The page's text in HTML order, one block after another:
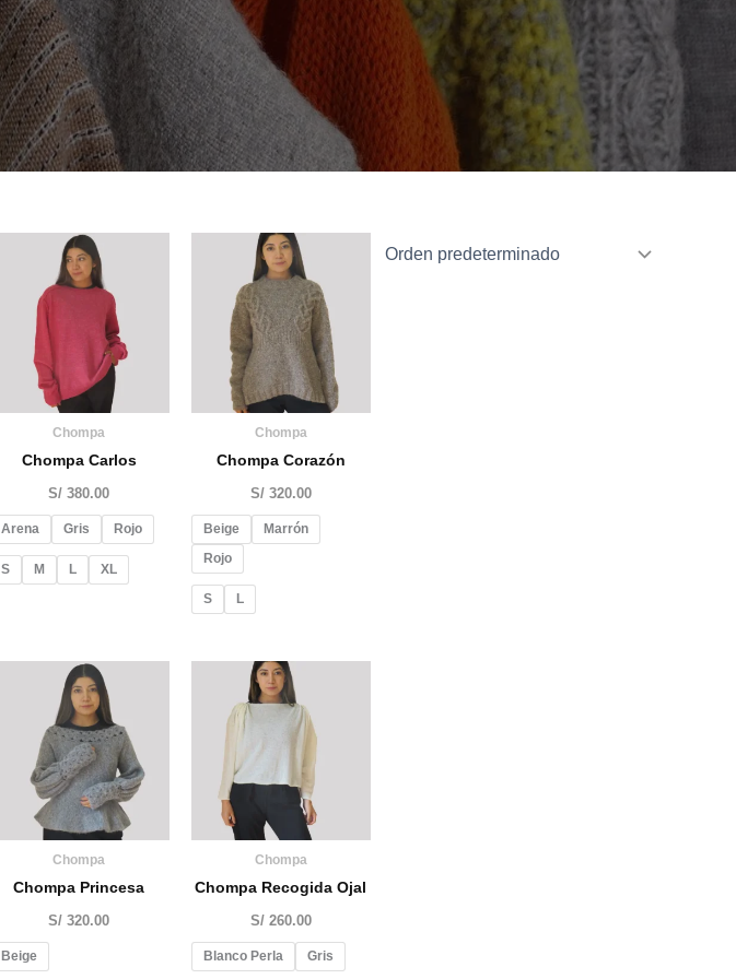
Chompa
Chompa Carlos
S/ 380.00
Arena Gris Rojo
S M L XL
Chompa
Chompa Corazón
S/320.00
Beige
Marrón
Rojo
S L
Chompa
Chompa Princesa
S/ 320.00
Beige
Chompa
Chompa Recogida Ojal
S/260.00
Blanco Perla Gris